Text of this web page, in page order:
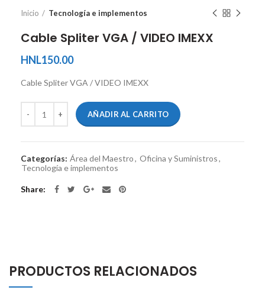
Inicio Tecnología e implementos
Cable Spliter VGA / VIDEO IMEXX
HNL150.00
Cable Spliter VGA / VIDEO IMEXX
AÑADIR AL CARRITO
Categorías: Área del Maestro, Oficina y Suministros,
Tecnología e implementos
Share
PRODUCTOS RELACIONADOS